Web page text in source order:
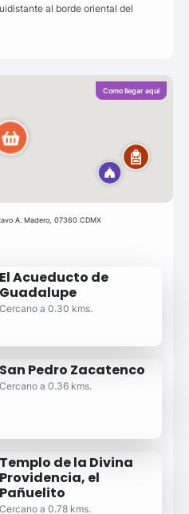
al borde oriental del
Como llegar aquí
A. Madero, 07360 CDMX
El Acueducto de
Guadalupe
Cercano a 0.30 kms.
San Pedro Zacatenco
Cercano a 0.36 kms.
Templo de la Divina
Providencia, el
Pañuelito
Cercano a 0.78 kms.